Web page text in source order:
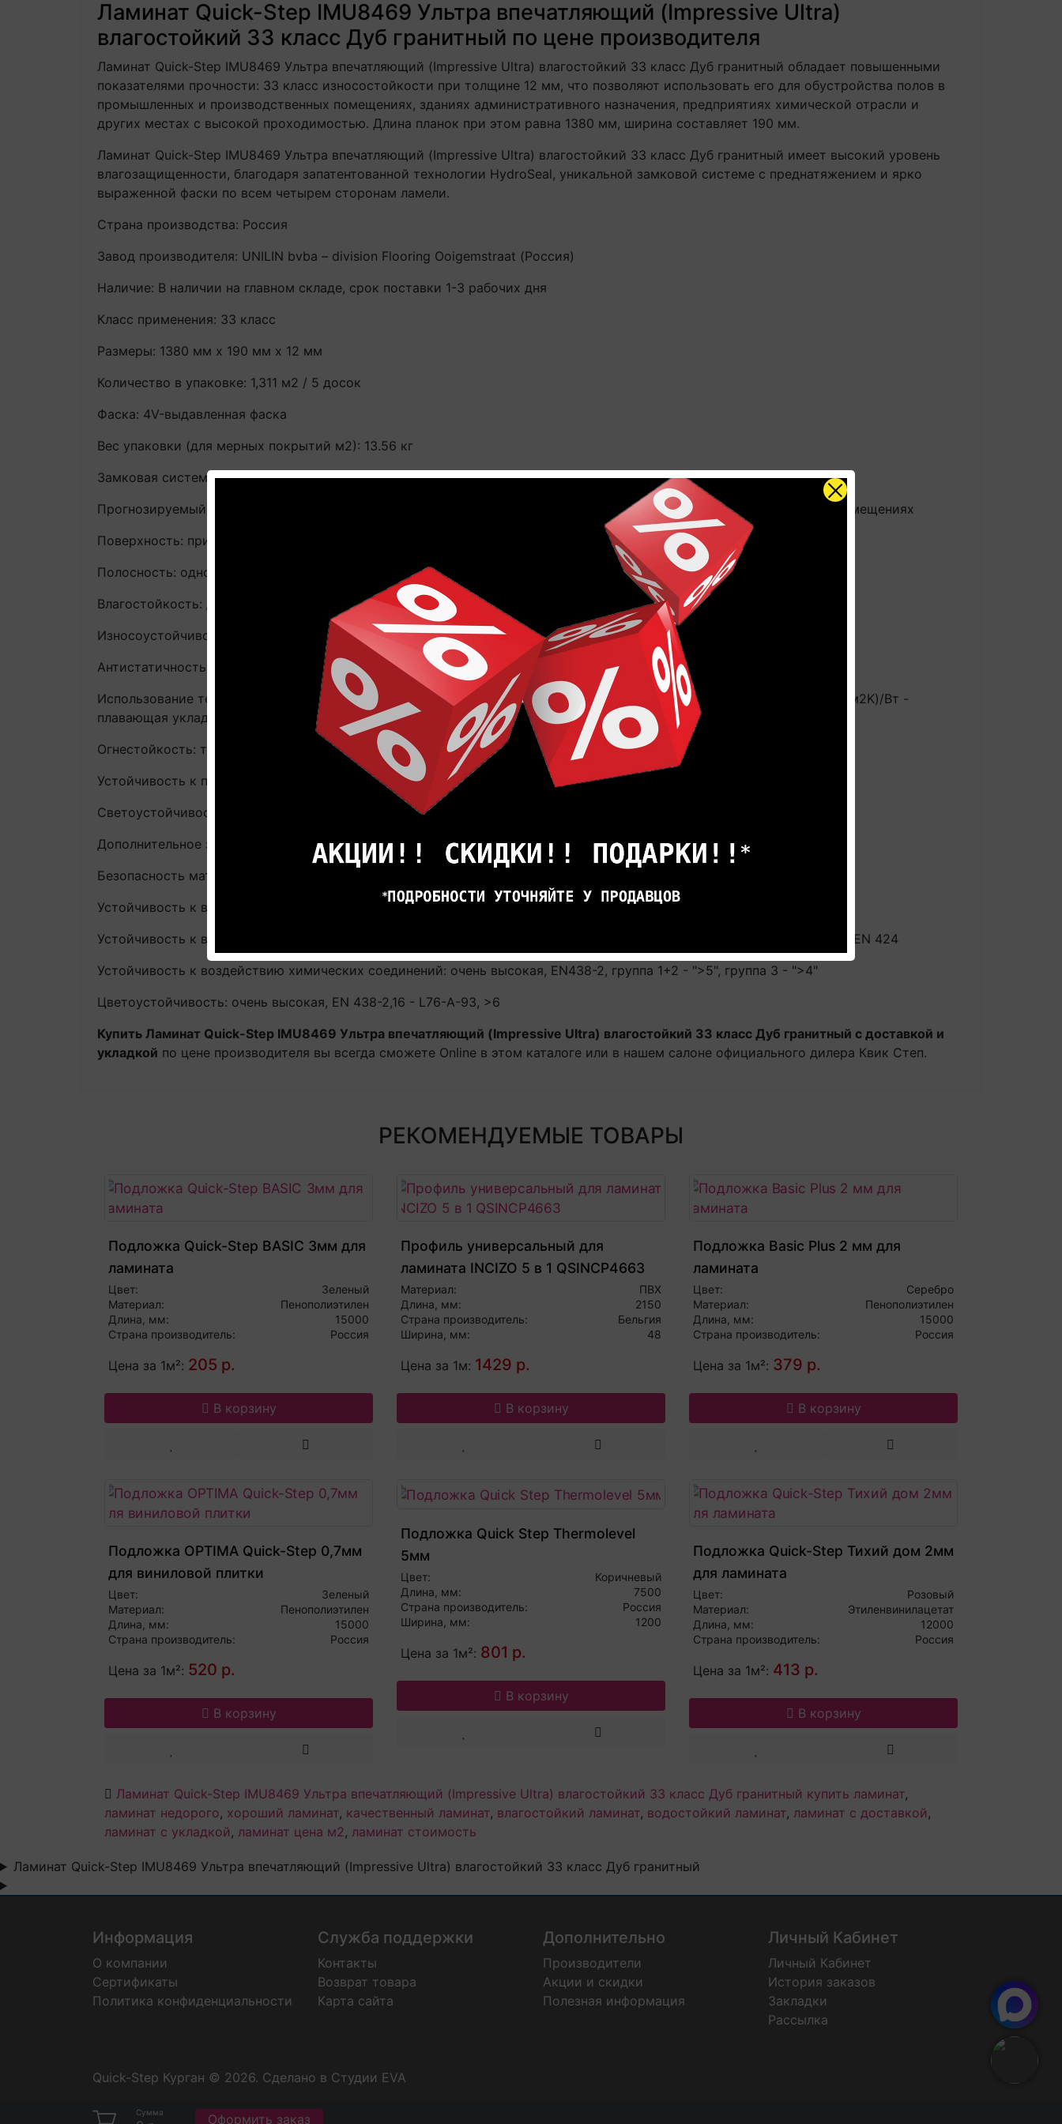
Сумма Оформить заказ
Ламинат Quick-Step IMU8469 Ультра впечатляющий (Impressive Ultra)
влагостойкий 33 класс Дуб гранитный по цене производителя
Ламинат Quick-Step IMU8469 Ультра впечатляющий (Impressive Ultra) влагостойкий 33 класс Дуб гранитный обладает повышенными
показателями прочности: 33 класс износостойкости при толщине 12 мм, что позволяют использовать его для обустройства полов в
промышленных и производственных помещениях, зданиях административного назначения, предприятиях химической отрасли и
других местах с высокой проходимостью. Длина планок при этом равна 1380 мм, ширина составляет 190 мм.
Ламинат Quick-Step IMU8469 Ультра впечатляющий (Impressive Ultra) влагостойкий 33 класс Дуб гранитный имеет высокий уровень
влагозащищенности, благодаря запатентованной технологии HydroSeal, уникальной замковой системе с преднатяжением и ярко
выраженной фаски по всем четырем сторонам ламели.
Страна производства: Россия
Завод производителя: UNILIN bvba – division Flooring Ooigemstraat (Россия)
Наличие: В наличии на главном складе, срок поставки 1-3 рабочих дня
Класс применения: 33 класс
Размеры: 1380 мм х 190 мм х 12 мм
Количество в упаковке: 1,311 м2 / 5 досок
Фаска: 4V-выдавленная фаска
Вес упаковки (для мерных покрытий м2): 13.56 кг
Замковая система: Uniclic
Прогнозируемый срок службы: до 25 лет в домашнем секторе, до 10 лет в деловом секторе, до 10 лет во влажных помещениях
Поверхность: природная структура древесины
Полосность: однополосный
Влагостойкость: дополнительное водоотталкивающее покрытие HydroSeal
Износоустойчивость: высокая, AC5, защита поверхности от царапин по технологии SCRATCH GUARD
Антистатичность: да, ≤ 2 кВ, заводские испытания согласно EN 1815
Использование теплого пола: да, максимально допустимое значение температуры контакта составляет 27°С, < 0,06 (м2K)/Вт -
плавающая укладка
Огнестойкость: трудно воспламеняемый, EN13501-1, Cfl-s1
Устойчивость к пеплу горящей сигареты: очень высокая, EN 13 329 (EN 438-2/30)
Светоустойчивость: очень высокая, EN 13 329 (EN ISO 105)
Дополнительное защитное покрытие: Scratch Guard
Безопасность материала (сертификаты): да, стандарт EN 717-1, "E1"
Устойчивость к воздействию роликовых кресел: Нет видимых повреждений при испытаниях, EN425/ISO4918 тип "W"
Устойчивость к воздействию ножек мебели и каблуков: Нет видимых повреждений при испытаниях с ножкой типа 0, EN 424
Устойчивость к воздействию химических соединений: очень высокая, EN438-2, группа 1+2 - ">5", группа 3 - ">4"
Цветоустойчивость: очень высокая, EN 438-2,16 - L76-A-93, >6
Купить Ламинат Quick-Step IMU8469 Ультра впечатляющий (Impressive Ultra) влагостойкий 33 класс Дуб гранитный с доставкой и
укладкой по цене производителя вы всегда сможете Online в этом каталоге или в нашем салоне официального дилера Квик Степ.
РЕКОМЕНДУЕМЫЕ ТОВАРЫ
Подложка Quick-Step BASIC 3мм для
ламината
Цвет:
Зеленый
Материал:
Пенополиэтилен
Длина, мм:
15000
Страна производитель:
Россия
Цена за 1м²: 205 р.
В корзину
Профиль универсальный для
ламината INCIZO 5 в 1 QSINCP4663
Материал:
ПВХ
Длина, мм:
2150
Страна производитель:
Бельгия
Ширина, мм:
48
Цена за 1м: 1429 р.
В корзину
Подложка Basic Plus 2 мм для
ламината
Цвет:
Серебро
Материал:
Пенополиэтилен
Длина, мм:
15000
Страна производитель:
Россия
Цена за 1м²: 379 р.
В корзину
Подложка OPTIMA Quick-Step 0,7мм
для виниловой плитки
Цвет:
Зеленый
Материал:
Пенополиэтилен
Длина, мм:
15000
Страна производитель:
Россия
Цена за 1м²: 520 р.
В корзину
Подложка Quick Step Thermolevel
5мм
Цвет:
Коричневый
Длина, мм:
7500
Страна производитель:
Россия
Ширина, мм:
1200
Цена за 1м²: 801 р.
В корзину
Подложка Quick-Step Тихий дом 2мм
для ламината
Цвет:
Розовый
Материал:
Этиленвинилацетат
Длина, мм:
12000
Страна производитель:
Россия
Цена за 1м²: 413 р.
В корзину
Ламинат Quick-Step IMU8469 Ультра впечатляющий (Impressive Ultra) влагостойкий 33 класс Дуб гранитный купить ламинат,
ламинат недорого, хороший ламинат, качественный ламинат, влагостойкий ламинат, водостойкий ламинат, ламинат с доставкой,
ламинат с укладкой, ламинат цена м2, ламинат стоимость
Ламинат Quick-Step IMU8469 Ультра впечатляющий (Impressive Ultra) влагостойкий 33 класс Дуб гранитный
Информация
О компании
Сертификаты
Политика конфиденциальности
Служба поддержки
Контакты
Возврат товара
Карта сайта
Дополнительно
Производители
Акции и скидки
Полезная информация
Личный Кабинет
Личный Кабинет
История заказов
Закладки
Рассылка
Quick-Step Курган © 2026. Сделано в Студии EVA